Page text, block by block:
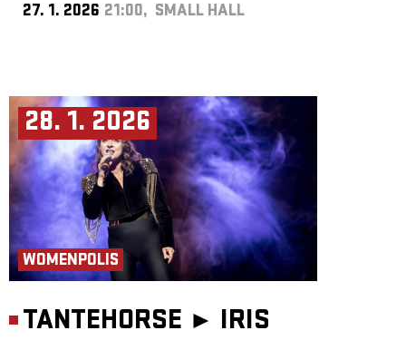
27. 1. 2026 21:00, SMALL HALL
28. 1. 2026
WOMENPOLIS
TANTEHORSE ► IRIS